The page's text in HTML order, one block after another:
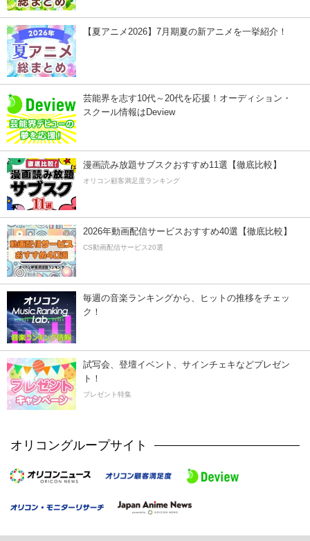
【夏アニメ2026】7月期夏の新アニメを一挙紹介！
芸能界を志す10代～20代を応援！オーディション・
スクール情報はDeview
漫画読み放題サブスクおすすめ11選【徹底比較】
オリコン顧客満足度ランキング
2026年動画配信サービスおすすめ40選【徹底比較】
CS動画配信サービス20選
毎週の音楽ランキングから、ヒットの推移をチェッ
ク！
試写会、登壇イベント、サインチェキなどプレゼン
ト！
プレゼント特集
オリコングループサイト